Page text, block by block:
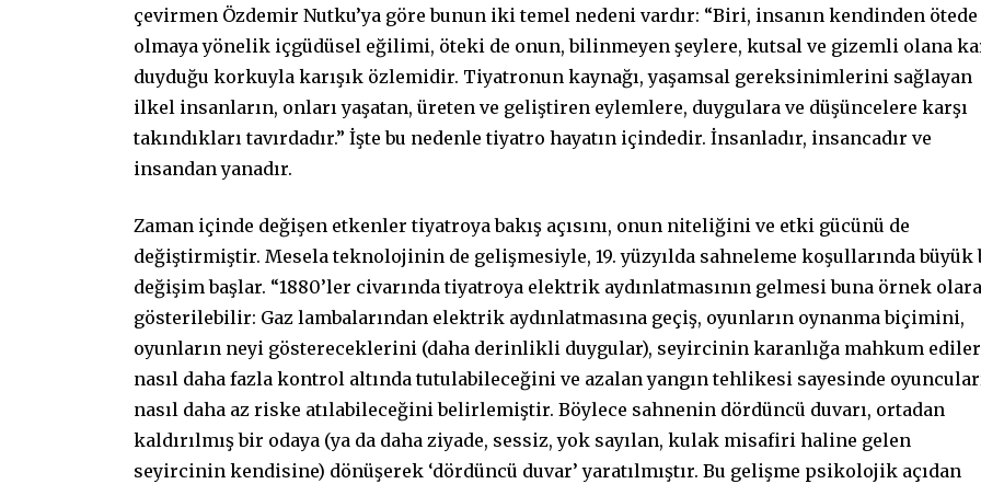
çevirmen Özdemir Nutku’ya göre bunun iki temel nedeni vardır: “Biri, insanın kendinden ötede
olmaya yönelik içgüdüsel eğilimi, öteki de onun, bilinmeyen şeylere, kutsal ve gizemli olana
duyduğu korkuyla karışık özlemidir. Tiyatronun kaynağı, yaşamsal gereksinimlerini sağlayan
ilkel insanların, onları yaşatan, üreten ve geliştiren eylemlere, duygulara ve düşüncelere karşı
takındıkları tavırdadır.” İşte bu nedenle tiyatro hayatın içindedir. İnsanladır, insancadır ve
insandan yanadır.
Zaman içinde değişen etkenler tiyatroya bakış açısını, onun niteliğini ve etki gücünü de
değiştirmiştir. Mesela teknolojinin de gelişmesiyle, 19. yüzyılda sahneleme koşullarında büyük
değişim başlar. “1880’ler civarında tiyatroya elektrik aydınlatmasının gelmesi buna örnek
gösterilebilir: Gaz lambalarından elektrik aydınlatmasına geçiş, oyunların oynanma biçimini,
oyunların neyi göstereceklerini (daha derinlikli duygular), seyircinin karanlığa mahkum
nasıl daha fazla kontrol altında tutulabileceğini ve azalan yangın tehlikesi sayesinde
nasıl daha az riske atılabileceğini belirlemiştir. Böylece sahnenin dördüncü duvarı, ortadan
kaldırılmış bir odaya (ya da daha ziyade, sessiz, yok sayılan, kulak misafiri haline gelen
seyircinin kendisine) dönüşerek ‘dördüncü duvar’ yaratılmıştır. Bu gelişme psikolojik açıdan